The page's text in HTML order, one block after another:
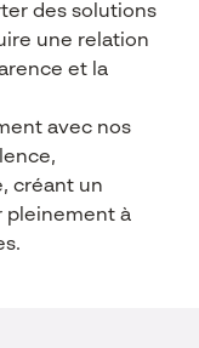
des solutions
une relation
et la
avec nos
créant un
pleinement à